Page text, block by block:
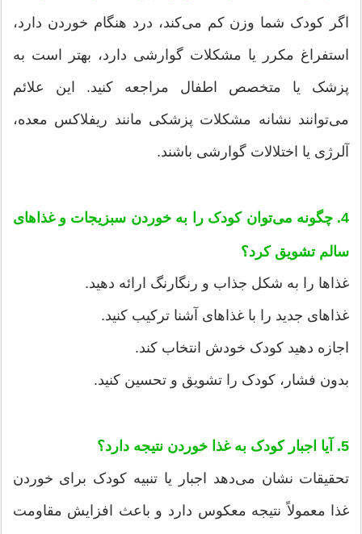
اگر کودک شما وزن کم می‌کند، درد هنگام خوردن دارد،
استفراغ مکرر یا مشکلات گوارشی دارد، بهتر است به
پزشک یا متخصص اطفال مراجعه کنید. این علائم
می‌توانند نشانه مشکلات پزشکی مانند ریفلاکس معده،
آلرژی یا اختلالات گوارشی باشند.
4. چگونه می‌توان کودک را به خوردن سبزیجات و غذاهای
سالم تشویق کرد؟
غذاها را به شکل جذاب و رنگارنگ ارائه دهید.
غذاهای جدید را با غذاهای آشنا ترکیب کنید.
اجازه دهید کودک خودش انتخاب کند.
بدون فشار، کودک را تشویق و تحسین کنید.
5. آیا اجبار کودک به غذا خوردن نتیجه دارد؟
تحقیقات نشان می‌دهد اجبار یا تنبیه کودک برای خوردن
غذا معمولاً نتیجه معکوس دارد و باعث افزایش مقاومت